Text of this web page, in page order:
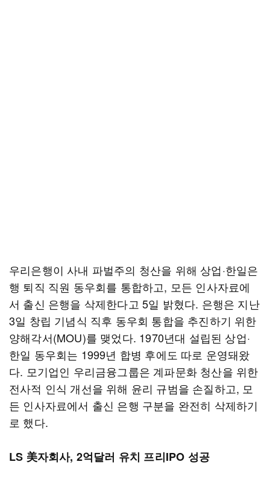
우리은행이 사내 파벌주의 청산을 위해 상업·한일은
행 퇴직 직원 동우회를 통합하고, 모든 인사자료에
서 출신 은행을 삭제한다고 5일 밝혔다. 은행은 지난
3일 창립 기념식 직후 동우회 통합을 추진하기 위한
양해각서(MOU)를 맺었다. 1970년대 설립된 상업·
한일 동우회는 1999년 합병 후에도 따로 운영돼왔
다. 모기업인 우리금융그룹은 계파문화 청산을 위한
전사적 인식 개선을 위해 윤리 규범을 손질하고, 모
든 인사자료에서 출신 은행 구분을 완전히 삭제하기
로 했다.
LS 美자회사, 2억달러 유치 프리IPO 성공